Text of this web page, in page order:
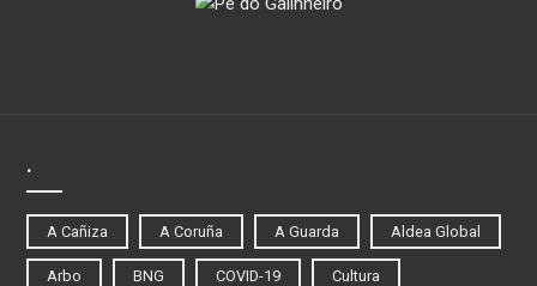
.
A Cañiza A Coruña A Guarda Aldea Global
Arbo BNG COVID-19 Cultura